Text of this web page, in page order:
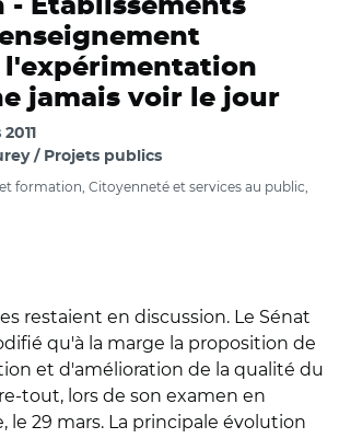
- Etablissements
l'expérimentation
jamais voir le jour
/ Projets publics
formation, Citoyenneté et services au public,
restaient en discussion. Le Sénat
qu'à la marge la proposition de
et d'amélioration de la qualité du
tout, lors de son examen en
le 29 mars. La principale évolution